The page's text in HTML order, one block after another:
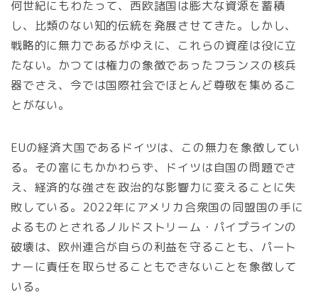
何世紀にもわたって、西欧諸国は膨大な資源を蓄積
し、比類のない知的伝統を発展させてきた。しかし、
戦略的に無力であるがゆえに、これらの資産は役に立
たない。かつては権力の象徴であったフランスの核兵
器でさえ、今では国際社会でほとんど尊敬を集めるこ
とがない。
EUの経済大国であるドイツは、この無力を象徴してい
る。その富にもかかわらず、ドイツは自国の問題でさ
え、経済的な強さを政治的な影響力に変えることに失
敗している。2022年にアメリカ合衆国の同盟国の手に
よるものとされるノルドストリーム・パイプラインの
破壊は、欧州連合が自らの利益を守ることも、パート
ナーに責任を取らせることもできないことを象徴して
いる。